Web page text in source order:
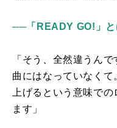
──「READY GO!」と
「そう、全然違うん
曲にはなっていなく
上げるという意味で
ます」